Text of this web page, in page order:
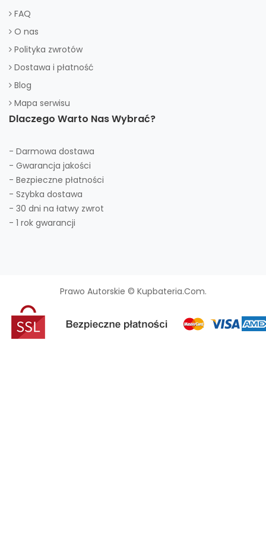
FAQ
O nas
Polityka zwrotów
Dostawa i płatność
Blog
Mapa serwisu
Dlaczego Warto Nas Wybrać?
- Darmowa dostawa
- Gwarancja jakości
- Bezpieczne płatności
- Szybka dostawa
- 30 dni na łatwy zwrot
- 1 rok gwarancji
Prawo Autorskie © Kupbateria.com.